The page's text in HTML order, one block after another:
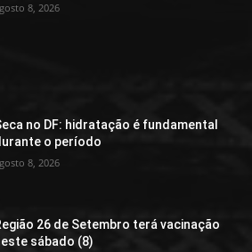
8, 2026
no DF: hidratação é fundamental
o período
8, 2026
26 de Setembro terá vacinação
sábado (8)